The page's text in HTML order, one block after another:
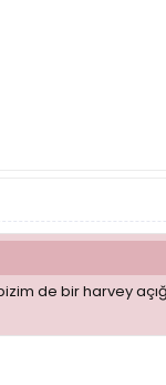
de bir harvey